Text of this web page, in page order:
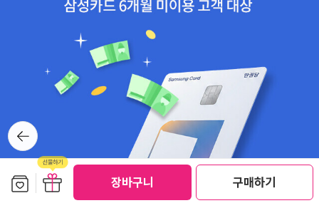
장바구니 구매하기
뒤로가
기